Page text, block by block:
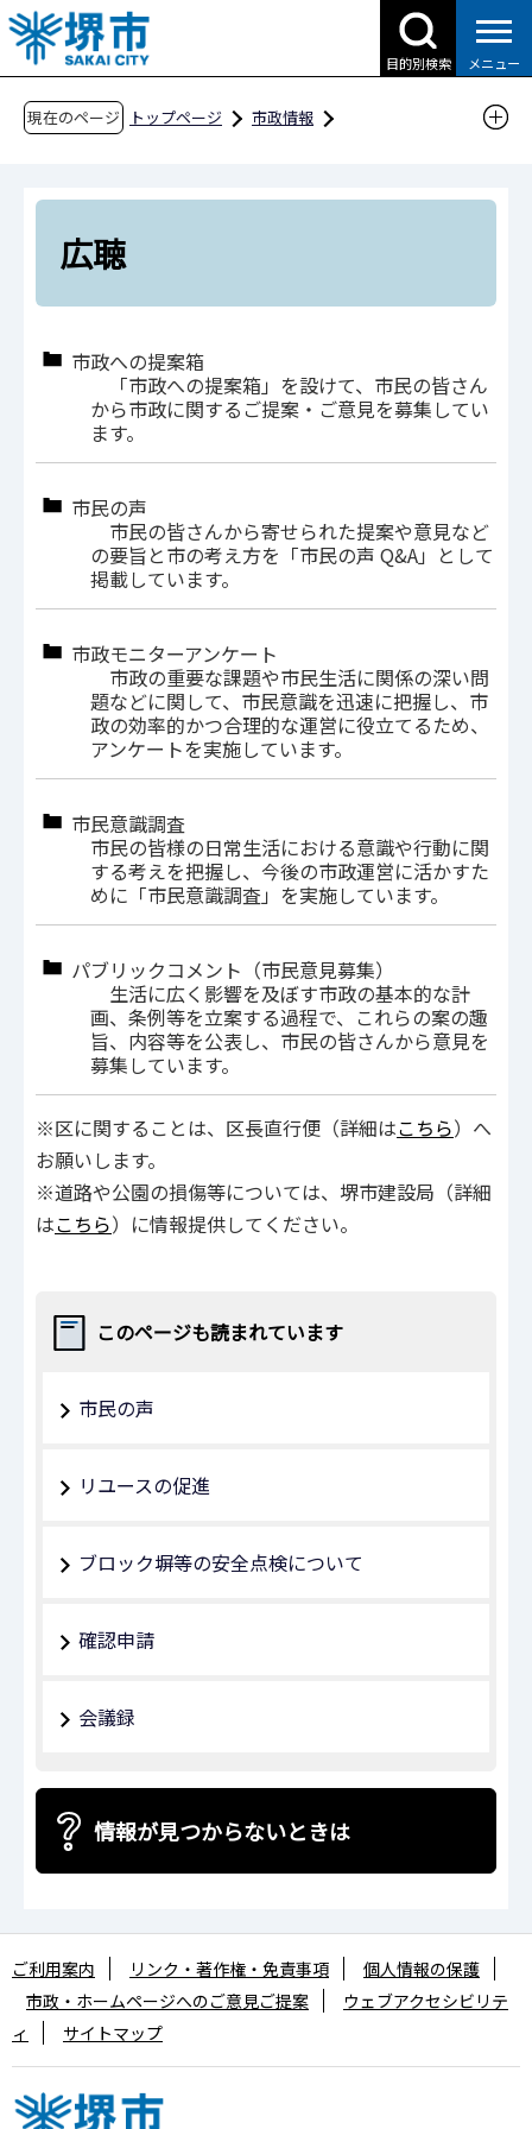
こ
の
ペ
目的別検索 メニュー
現在のページ トップページ
市政情報
広聴
市政への提案箱
「市政への提案箱」を設けて、市民の皆さん
から市政に関するご提案・ご意見を募集してい
ます。
市民の声
市民の皆さんから寄せられた提案や意見など
の要旨と市の考え方を「市民の声 Q&A」として
掲載しています。
市政モニターアンケート
市政の重要な課題や市民生活に関係の深い問
題などに関して、市民意識を迅速に把握し、市
政の効率的かつ合理的な運営に役立てるため、
アンケートを実施しています。
市民意識調査
市民の皆様の日常生活における意識や行動に関
する考えを把握し、今後の市政運営に活かすた
めに「市民意識調査」を実施しています。
パブリックコメント（市民意見募集）
生活に広く影響を及ぼす市政の基本的な計
画、条例等を立案する過程で、これらの案の趣
旨、内容等を公表し、市民の皆さんから意見を
募集しています。
※区に関することは、区長直行便（詳細はこちら）へ
お願いします。
※道路や公園の損傷等については、堺市建設局（詳細
はこちら）に情報提供してください。
このページも読まれています
市民の声
リユースの促進
ブロック塀等の安全点検について
確認申請
会議録
情報が見つからないときは
ご利用案内 リンク・著作権・免責事項
個人情報の保護
市政・ホームページへのご意見ご提案
ウェブアクセシビリテ
ィ
サイトマップ